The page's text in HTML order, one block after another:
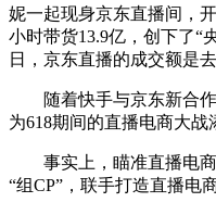
妮一起现身京东直播间，
小时带货13.9亿，创下了“
日，京东直播的成交额是
随着快手与京东新合作
为618期间的直播电商大战
事实上，瞄准直播电商
“组CP”，联手打造直播电